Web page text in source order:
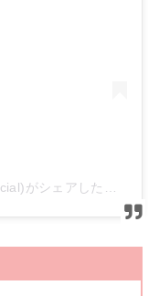
이승기 Leeseunggi(@leeseunggi.official)がシェアした投稿